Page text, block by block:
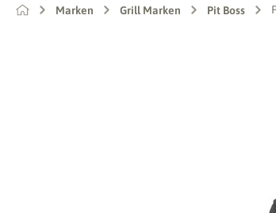
Marken Grill Marken Pit Boss